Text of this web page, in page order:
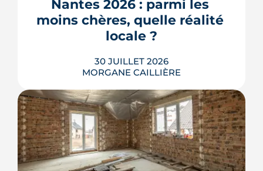
Nantes 2026 : parmi les
moins chères, quelle réalité
locale ?
30 JUILLET 2026
MORGANE CAILLIÈRE
259 € par an en moyenne régionale,
une hausse de 14 % sur un an, un
risque inondation bien réel autour de